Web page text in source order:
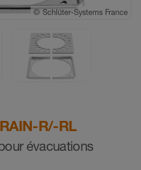
R/-RL
évacuations
© Schlüter-Systems France
© Schlüter-Systems France